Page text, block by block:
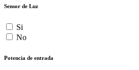
Sensor de Luz
Si
No
Potencia de entrada